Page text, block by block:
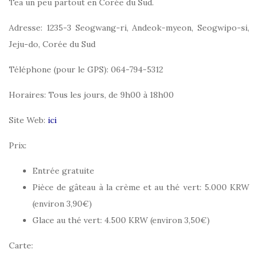
Tea un peu partout en Corée du Sud.
Adresse: 1235-3 Seogwang-ri, Andeok-myeon, Seogwipo-si,
Jeju-do, Corée du Sud
Téléphone (pour le GPS): 064-794-5312
Horaires: Tous les jours, de 9h00 à 18h00
Site Web: ici
Prix:
Entrée gratuite
Pièce de gâteau à la crème et au thé vert: 5.000 KRW
(environ 3,90€)
Glace au thé vert: 4.500 KRW (environ 3,50€)
Carte: